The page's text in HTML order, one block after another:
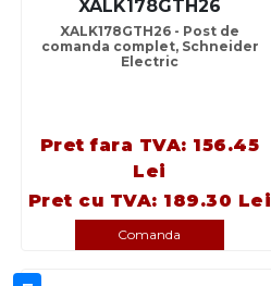
XALK178GTH26
XALK178GTH26 - Post de
comanda complet, Schneider
Electric
Pret fara TVA: 156.45
Lei
Pret cu TVA: 189.30 Lei
Comanda